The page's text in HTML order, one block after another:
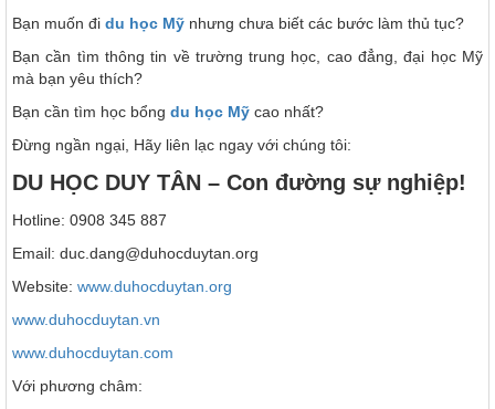
Bạn muốn đi du học Mỹ nhưng chưa biết các bước làm thủ tục?
Bạn cần tìm thông tin về trường trung học, cao đẳng, đại học Mỹ
mà bạn yêu thích?
Bạn cần tìm học bổng du học Mỹ cao nhất?
Đừng ngần ngại, Hãy liên lạc ngay với chúng tôi:
DU HỌC DUY TÂN – Con đường sự nghiệp!
Hotline: 0908 345 887
Email: duc.dang@duhocduytan.org
Website: www.duhocduytan.org
www.duhocduytan.vn
www.duhocduytan.com
Với phương châm: